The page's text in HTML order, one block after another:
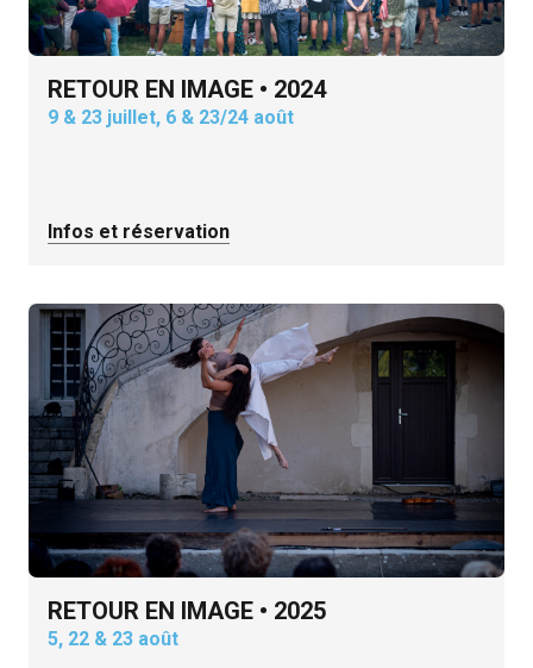
RETOUR EN IMAGE • 2024
9 & 23 juillet, 6 & 23/24 août
Infos et réservation
RETOUR EN IMAGE • 2025
5, 22 & 23 août